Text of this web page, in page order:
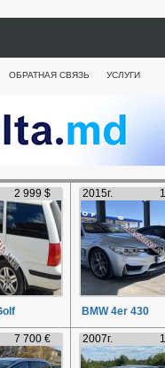
ОБРАТНАЯ СВЯЗЬ УСЛУГИ
2 999 $ 2015г.
BMW 4er 430
7 700 € 2007г.